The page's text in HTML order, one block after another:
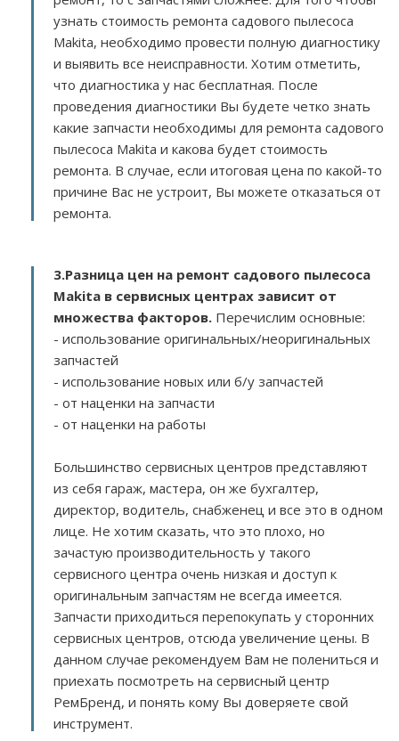
узнать стоимость ремонта садового пылесоса
Makita, необходимо провести полную диагностику
и выявить все неисправности. Хотим отметить,
что диагностика у нас бесплатная. После
проведения диагностики Вы будете четко знать
какие запчасти необходимы для ремонта садового
пылесоса Makita и какова будет стоимость
ремонта. В случае, если итоговая цена по какой-то
причине Вас не устроит, Вы можете отказаться от
ремонта.
3.Разница цен на ремонт садового пылесоса
Makita в сервисных центрах зависит от
множества факторов. Перечислим основные:
- использование оригинальных/неоригинальных
запчастей
- использование новых или б/у запчастей
- от наценки на запчасти
- от наценки на работы
Большинство сервисных центров представляют
из себя гараж, мастера, он же бухгалтер,
директор, водитель, снабженец и все это в одном
лице. Не хотим сказать, что это плохо, но
зачастую производительность у такого
сервисного центра очень низкая и доступ к
оригинальным запчастям не всегда имеется.
Запчасти приходиться перепокупать у сторонних
сервисных центров, отсюда увеличение цены. В
данном случае рекомендуем Вам не полениться и
приехать посмотреть на сервисный центр
РемБренд, и понять кому Вы доверяете свой
инструмент.